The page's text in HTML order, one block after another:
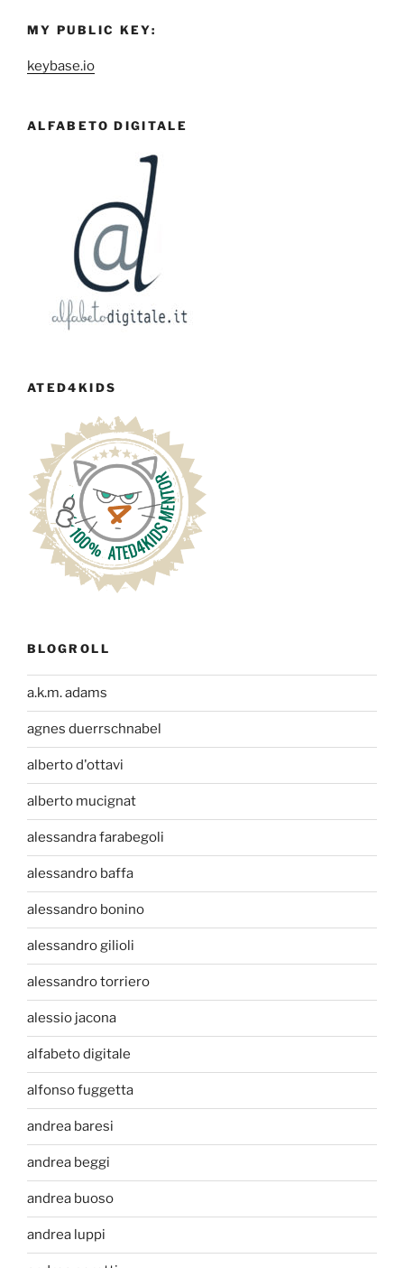
MY PUBLIC KEY:
keybase.io
ALFABETO DIGITALE
ATED4KIDS
BLOGROLL
a.k.m. adams
agnes duerrschnabel
alberto d'ottavi
alberto mucignat
alessandra farabegoli
alessandro baffa
alessandro bonino
alessandro gilioli
alessandro torriero
alessio jacona
alfabeto digitale
alfonso fuggetta
andrea baresi
andrea beggi
andrea buoso
andrea luppi